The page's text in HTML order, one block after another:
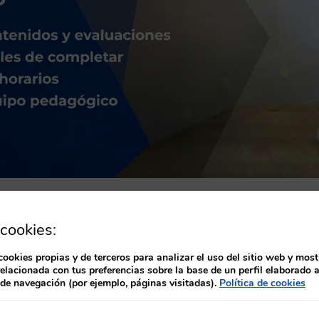
de la seguridad del
propias y de terceros para analizar el uso del sitio web y
con tus preferencias sobre la base de un perfil elaborado
navegación (por ejemplo, páginas visitadas). Política de cookies